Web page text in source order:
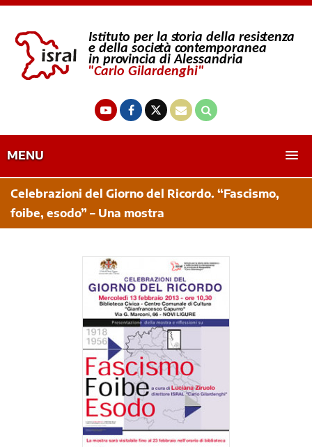
MENU
Celebrazioni del Giorno del Ricordo. “Fascismo,
foibe, esodo” – Una mostra